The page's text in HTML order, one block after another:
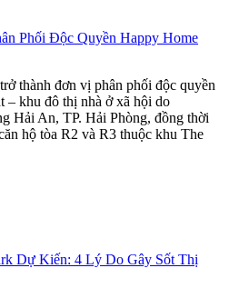
Phối Độc Quyền Happy Home
thành đơn vị phân phối độc quyền
– khu đô thị nhà ở xã hội do
Hải An, TP. Hải Phòng, đồng thời
hộ tòa R2 và R3 thuộc khu The
Dự Kiến: 4 Lý Do Gây Sốt Thị